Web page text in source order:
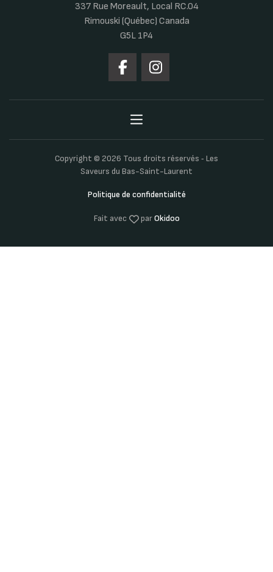
337 Rue Moreault, Local RC.04
Rimouski (Québec) Canada
G5L 1P4
Copyright © 2026 Tous droits réservés ‐ Les
Saveurs du Bas-Saint-Laurent
Politique de confidentialité
Fait avec parOkidoo